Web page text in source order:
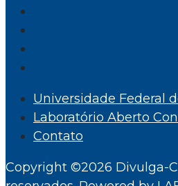
Universidade Federal
Laboratório Aberto
Contato
Copyright ©2026 Divulga-